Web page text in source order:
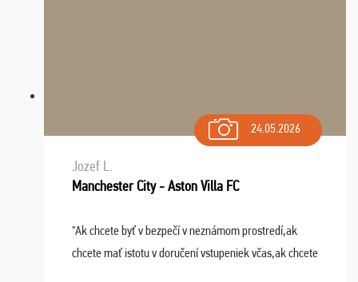
24.05.2026
Jozef L.
Manchester City - Aston Villa FC
"Ak chcete byť v bezpečí v neznámom prostredí,ak
chcete mať istotu v doručení vstupeniek včas,ak chcete